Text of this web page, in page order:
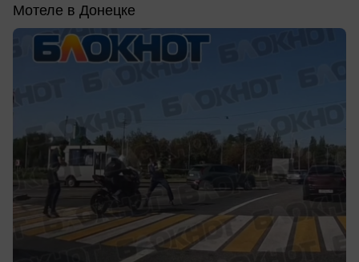
Мотеле в Донецке